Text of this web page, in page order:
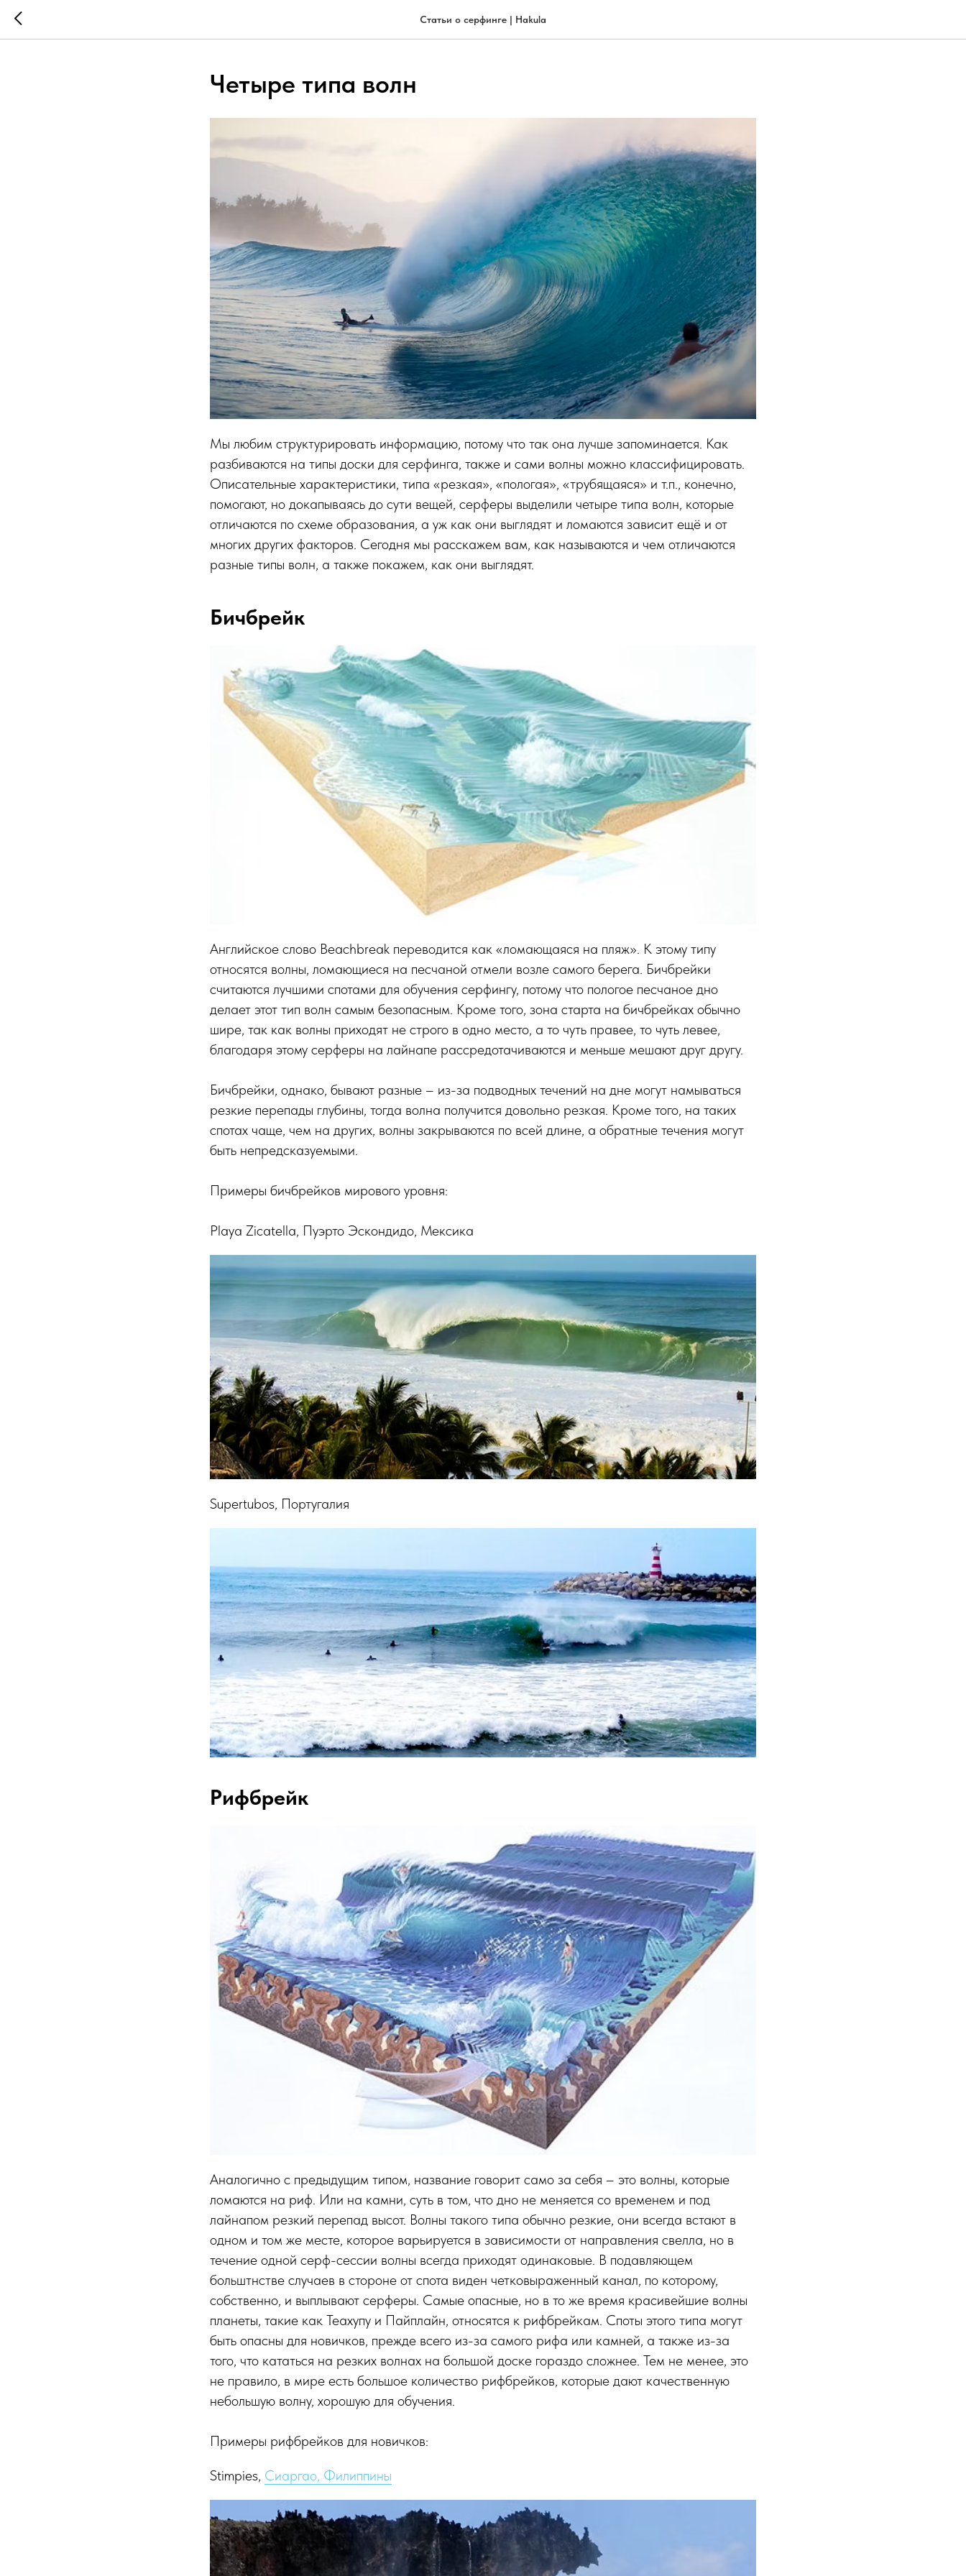
Статьи о серфинге | Hakula
Четыре типа волн
Мы любим структурировать информацию, потому что так она лучше запоминается. Как
разбиваются на типы доски для серфинга, также и сами волны можно классифицировать.
Описательные характеристики, типа «резкая», «пологая», «трубящаяся» и т.п., конечно,
помогают, но докапываясь до сути вещей, серферы выделили четыре типа волн, которые
отличаются по схеме образования, а уж как они выглядят и ломаются зависит ещё и от
многих других факторов. Сегодня мы расскажем вам, как называются и чем отличаются
разные типы волн, а также покажем, как они выглядят.
Бичбрейк
Английское слово Beachbreak переводится как «ломающаяся на пляж». К этому типу
относятся волны, ломающиеся на песчаной отмели возле самого берега. Бичбрейки
считаются лучшими спотами для обучения серфингу, потому что пологое песчаное дно
делает этот тип волн самым безопасным. Кроме того, зона старта на бичбрейках обычно
шире, так как волны приходят не строго в одно место, а то чуть правее, то чуть левее,
благодаря этому серферы на лайнапе рассредотачиваются и меньше мешают друг другу.
Бичбрейки, однако, бывают разные – из-за подводных течений на дне могут намываться
резкие перепады глубины, тогда волна получится довольно резкая. Кроме того, на таких
спотах чаще, чем на других, волны закрываются по всей длине, а обратные течения могут
быть непредсказуемыми.
Примеры бичбрейков мирового уровня:
Playa Zicatella, Пуэрто Эскондидо, Мексика
Supertubos, Португалия
Рифбрейк
Аналогично с предыдущим типом, название говорит само за себя – это волны, которые
ломаются на риф. Или на камни, суть в том, что дно не меняется со временем и под
лайнапом резкий перепад высот. Волны такого типа обычно резкие, они всегда встают в
одном и том же месте, которое варьируется в зависимости от направления свелла, но в
течение одной серф-сессии волны всегда приходят одинаковые. В подавляющем
больштнстве случаев в стороне от спота виден четковыраженный канал, по которому,
собственно, и выплывают серферы. Самые опасные, но в то же время красивейшие волны
планеты, такие как Теахупу и Пайплайн, относятся к рифбрейкам. Споты этого типа могут
быть опасны для новичков, прежде всего из-за самого рифа или камней, а также из-за
того, что кататься на резких волнах на большой доске гораздо сложнее. Тем не менее, это
не правило, в мире есть большое количество рифбрейков, которые дают качественную
небольшую волну, хорошую для обучения.
Примеры рифбрейков для новичков:
Stimpies, Сиаргао, Филиппины